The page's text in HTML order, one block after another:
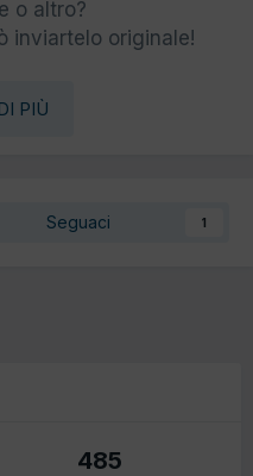
o altro?
inviartelo originale!
PIÙ
Seguaci 1
485